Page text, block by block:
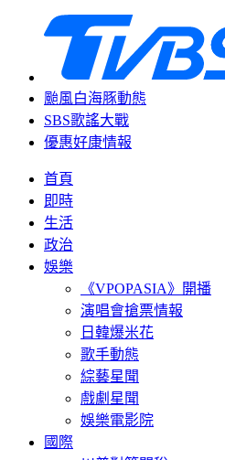
颱風白海豚動態
SBS歌謠大戰
優惠好康情報
首頁
即時
生活
政治
娛樂
《VPOPASIA》開播
演唱會搶票情報
日韓爆米花
歌手動態
綜藝星聞
戲劇星聞
娛樂電影院
國際